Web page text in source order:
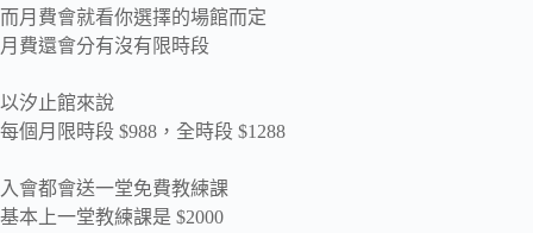
而月費會就看你選擇的場館而定
月費還會分有沒有限時段
以汐止館來說
每個月限時段 $988，全時段 $1288
入會都會送一堂免費教練課
基本上一堂教練課是 $2000